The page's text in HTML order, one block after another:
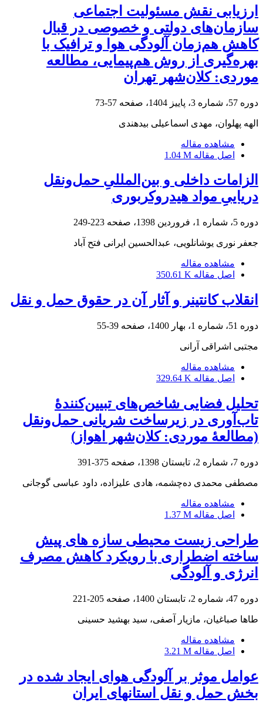
ارزیابی نقش مسئولیت اجتماعی
سازمان‌های دولتی و خصوصی در قبال
کاهش هم‌زمان آلودگی هوا و ترافیک با
بهره‌گیری از روش هم‌پیمایی، مطالعه
موردی: کلان‌شهر تهران
دوره 57، شماره 3، پاییز 1404، صفحه 57-73
الهه پهلوان، مهدی اسماعیلی بیدهندی
مشاهده مقاله
اصل مقاله 1.04 M
الزامات داخلی و بین‌المللیِ حمل‌ونقل
دریاییِ مواد هیدروکربوری
دوره 5، شماره 1، فروردین 1398، صفحه 223-249
جعفر نوری یوشانلویی، عبدالحسین ایرانی فتح آباد
مشاهده مقاله
اصل مقاله 350.61 K
انقلاب کانتینر و آثار آن در حقوق حمل و نقل
دوره 51، شماره 1، بهار 1400، صفحه 39-55
مجتبی اشراقی آرانی
مشاهده مقاله
اصل مقاله 329.64 K
تحلیل فضایی شاخص‌های تبیین‌کنندۀ
تاب‌آوری در زیرساخت شریانی حمل‌ونقل
(مطالعۀ موردی: کلان‌شهر اهواز)
دوره 7، شماره 2، تابستان 1398، صفحه 375-391
مصطفی محمدی ده‌چشمه، هادی علیزاده، داود عباسی گوجانی
مشاهده مقاله
اصل مقاله 1.37 M
طراحی زیست محیطی سازه های پیش
ساخته اضطراری با رویکرد کاهش مصرف
انرژی و آلودگی
دوره 47، شماره 2، تابستان 1400، صفحه 205-221
طاها صباغیان، مازیار آصفی، سید بهشید حسینی
مشاهده مقاله
اصل مقاله 3.21 M
عوامل موثر بر آلودگی هوای ایجاد شده در
بخش حمل و نقل استانهای ایران